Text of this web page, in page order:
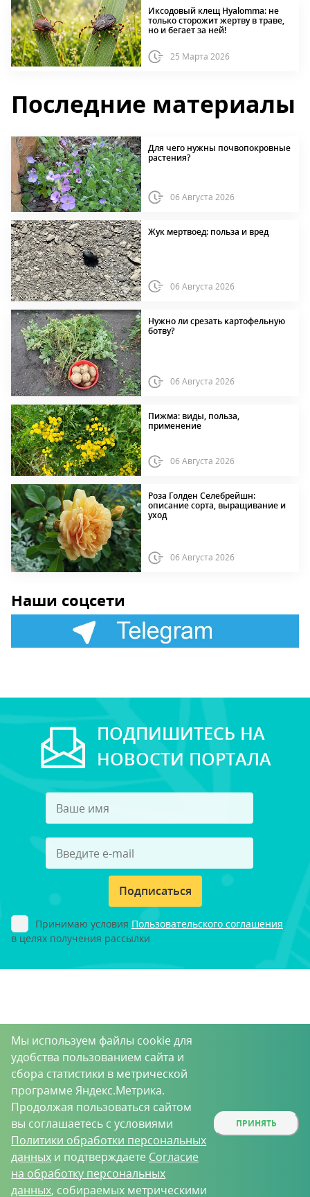
Иксодовый клещ Hyalomma: не
только сторожит жертву в траве,
но и бегает за ней!
25 Марта 2026
Последние материалы
Для чего нужны почвопокровные
растения?
06 Августа 2026
Жук мертвоед: польза и вред
06 Августа 2026
Нужно ли срезать картофельную
ботву?
06 Августа 2026
Пижма: виды, польза,
применение
06 Августа 2026
Роза Голден Селебрейшн:
описание сорта, выращивание и
уход
06 Августа 2026
Наши соцсети
ПОДПИШИТЕСЬ НА
НОВОСТИ ПОРТАЛА
Подписаться
Принимаю условия Пользовательского соглашения
в целях получения рассылки
Мы используем файлы cookie для
удобства пользованием сайта и
сбора статистики в метрической
программе Яндекс.Метрика.
Продолжая пользоваться сайтом
вы соглашаетесь с условиями
Политики обработки персональных
данных и подтверждаете Согласие
на обработку персональных
данных, собираемых метрическими
ПРИНЯТЬ